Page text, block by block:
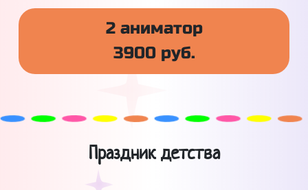
2 аниматор
3900 руб.
Праздник детства